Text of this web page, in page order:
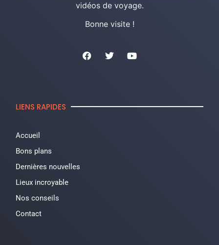
vidéos de voyage.
Bonne visite !
LIENS RAPIDES
Accueil
Bons plans
Dernières nouvelles
Lieux incroyable
Nos conseils
Contact